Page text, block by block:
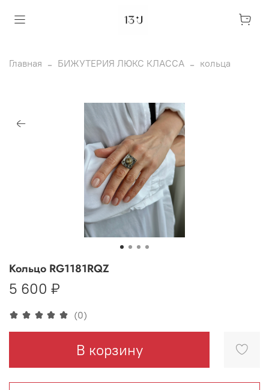
Главная БИЖУТЕРИЯ ЛЮКС КЛАССА кольца
(0)
Кольцо RG1181RQZ
5 600 ₽
В корзину